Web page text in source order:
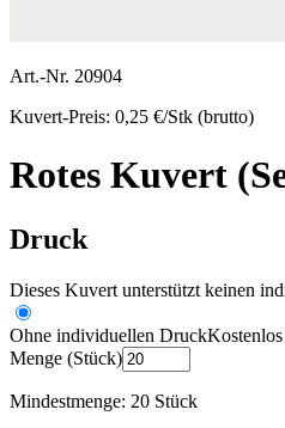
Art.-Nr. 20904
Kuvert-Preis: 0,25 €/Stk (brutto)
Rotes Kuvert
Druck
Dieses Kuvert unterstützt keinen
Ohne individuellen DruckKostenlos
Menge (Stück)
Mindestmenge: 20 Stück